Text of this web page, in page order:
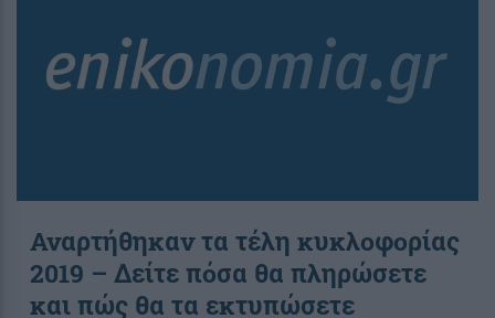
Αναρτήθηκαν τα τέλη κυκλοφορίας
2019 – Δείτε πόσα θα πληρώσετε
και πώς θα τα εκτυπώσετε